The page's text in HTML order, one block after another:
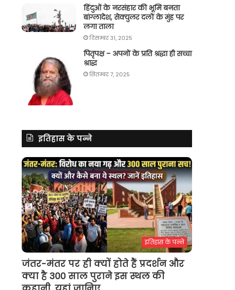
हिंदुओं के नरसंहार की भूमि बनता
बांग्लादेश, सेक्युलर दलों के मुंह पर
लगा ताला
दिसम्बर 31, 2025
पितृपक्ष – अपनों के प्रति श्रद्धा ही सच्चा
श्राद्ध
सितम्बर 7, 2025
इतिहास के पन्ने
इतिहास के पन्ने
जंतर-मंतर पर ही क्यों होते हैं प्रदर्शन और
क्या है 300 साल पुराने इस स्थल की